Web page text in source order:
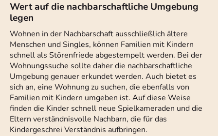
Wert auf die nachbarschaftliche Umgebung
legen
Wohnen in der Nachbarschaft ausschließlich ältere
Menschen und Singles, können Familien mit Kindern
schnell als Störenfriede abgestempelt werden. Bei der
Wohnungssuche sollte daher die nachbarschaftliche
Umgebung genauer erkundet werden. Auch bietet es
sich an, eine Wohnung zu suchen, die ebenfalls von
Familien mit Kindern umgeben ist. Auf diese Weise
finden die Kinder schnell neue Spielkameraden und die
Eltern verständnisvolle Nachbarn, die für das
Kindergeschrei Verständnis aufbringen.